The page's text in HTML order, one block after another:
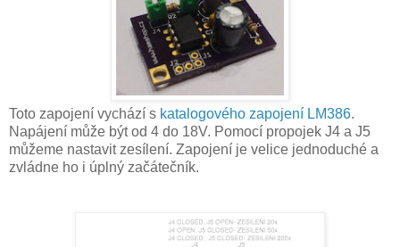
Toto zapojení vychází s katalogového zapojení LM386.
Napájení může být od 4 do 18V. Pomocí propojek J4 a J5
můžeme nastavit zesílení. Zapojení je velice jednoduché a
zvládne ho i úplný začátečník.